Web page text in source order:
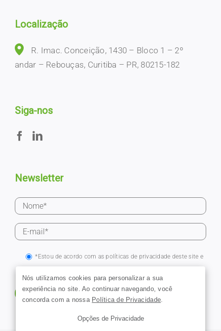
Localização
R. Imac. Conceição, 1430 – Bloco 1 – 2º
andar – Rebouças, Curitiba – PR, 80215-182
Siga-nos
Newsletter
*Estou de acordo com as políticas de privacidade deste site e
Nós utilizamos cookies para personalizar a sua
experiência no site. Ao continuar navegando, você
concorda com a nossa Política de Privacidade.
Opções de Privacidade